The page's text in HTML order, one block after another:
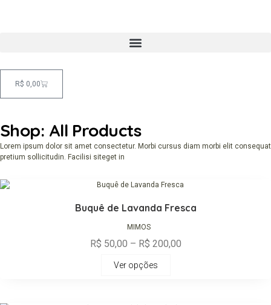
R$ 0,00
Shop: All Products
Lorem ipsum dolor sit amet consectetur. Morbi cursus diam morbi elit consequat
pretium sollicitudin. Facilisi siteget in
Buquê de Lavanda Fresca
MIMOS
R$ 50,00 – R$ 200,00
Ver opções